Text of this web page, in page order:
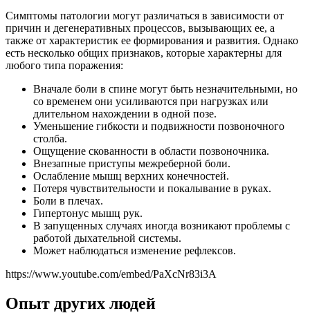
Симптомы патологии могут различаться в зависимости от
причин и дегенеративных процессов, вызывающих ее, а
также от характеристик ее формирования и развития. Однако
есть несколько общих признаков, которые характерны для
любого типа поражения:
Вначале боли в спине могут быть незначительными, но
со временем они усиливаются при нагрузках или
длительном нахождении в одной позе.
Уменьшение гибкости и подвижности позвоночного
столба.
Ощущение скованности в области позвоночника.
Внезапные приступы межреберной боли.
Ослабление мышц верхних конечностей.
Потеря чувствительности и покалывание в руках.
Боли в плечах.
Гипертонус мышц рук.
В запущенных случаях иногда возникают проблемы с
работой дыхательной системы.
Может наблюдаться изменение рефлексов.
https://www.youtube.com/embed/PaXcNr83i3A
Опыт других людей